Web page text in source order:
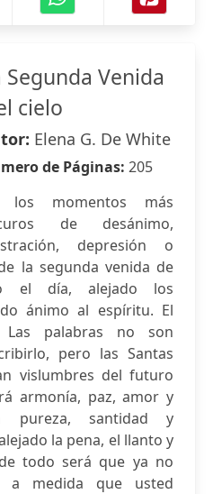
Segunda Venida
cielo
Elena G. De White
de Páginas: 205
los momentos más
de desánimo,
depresión o
la segunda venida de
el día, alejado los
ánimo al espíritu. El
Las palabras no son
pero las Santas
vislumbres del futuro
armonía, paz, amor y
pureza, santidad y
la pena, el llanto y
todo será que ya no
a medida que usted